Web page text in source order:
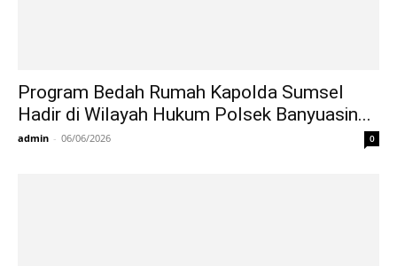
Program Bedah Rumah Kapolda Sumsel
Hadir di Wilayah Hukum Polsek Banyuasin...
admin - 06/06/2026 0